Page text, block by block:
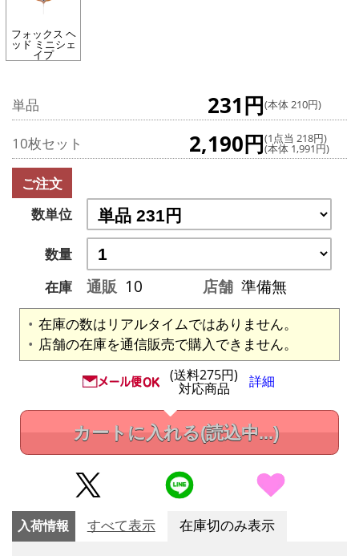
フォックス ヘ
ッド ミニシェ
イプ
単品 231円(本体 210円)
10枚セット 2,190円(1点当 218円)
(本体 1,991円)
ご注文
数単位
数量
在庫
通販 10 店舗 準備無
在庫の数はリアルタイムではありません。
店舗の在庫を通信販売で購入できません。
(送料275円)
対応商品 詳細
カートに入れる(読込中...)
入荷情報 すべて表示 在庫切のみ表示